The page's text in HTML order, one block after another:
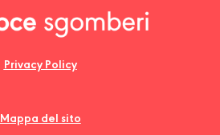
Privacy Policy
Mappa del sito